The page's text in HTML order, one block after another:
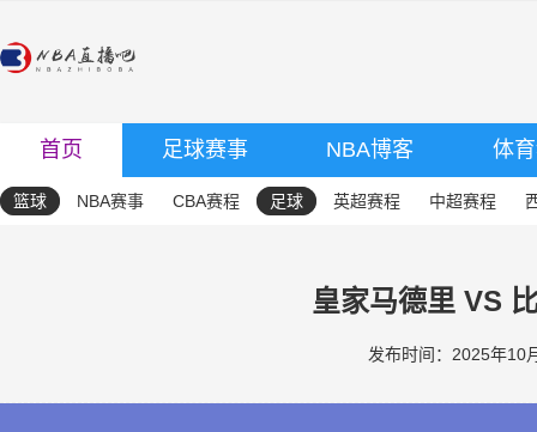
首页 足球赛事 NBA博客 体
篮球 NBA赛事 CBA赛程 足球 英超赛程 中超赛程
皇家马德里 VS
发布时间：2025年10